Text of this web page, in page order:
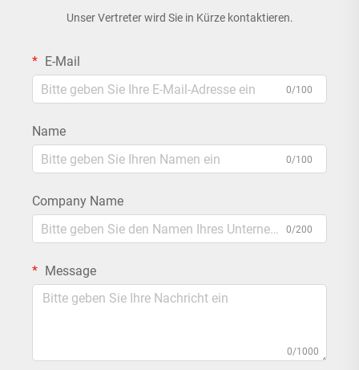
Unser Vertreter wird Sie in Kürze kontaktieren.
E-Mail
0/100
Name
0/100
Company Name
0/200
Message
0/1000